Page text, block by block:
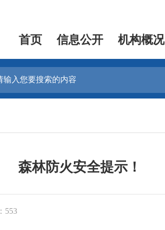
首页 信息公开 机构概况
森林防火安全提示！
553